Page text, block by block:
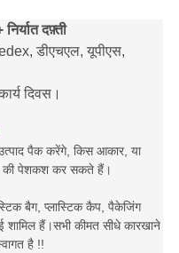
दफ़्ती
डीएचएल, यूपीएस,
दिवस।
पैक करेंगे, किस आकार, या
की पेशकश कर सकते हैं।
बैग, प्लास्टिक कैप, पैकेजिंग
हैं।सभी कीमत सीधे कारखाने
है !!